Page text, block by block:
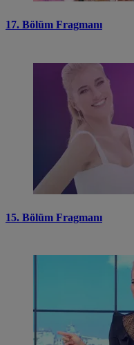
17. Bölüm Fragmanı
15. Bölüm Fragmanı